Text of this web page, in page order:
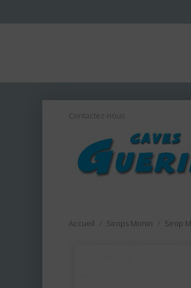
Contactez-nous
Accueil Sirops Monin Sirop